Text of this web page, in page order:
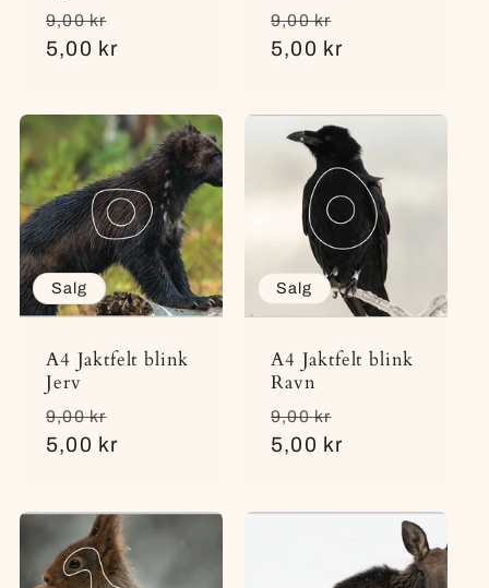
Vanlig
pris
9,00 kr
5,00 kr
Vanlig
pris
9,00 kr
5,00 kr
Salg
A4 Jaktfelt blink
Jerv
Vanlig
pris
9,00 kr
5,00 kr
Salg
A4 Jaktfelt blink
Ravn
Vanlig
pris
9,00 kr
5,00 kr